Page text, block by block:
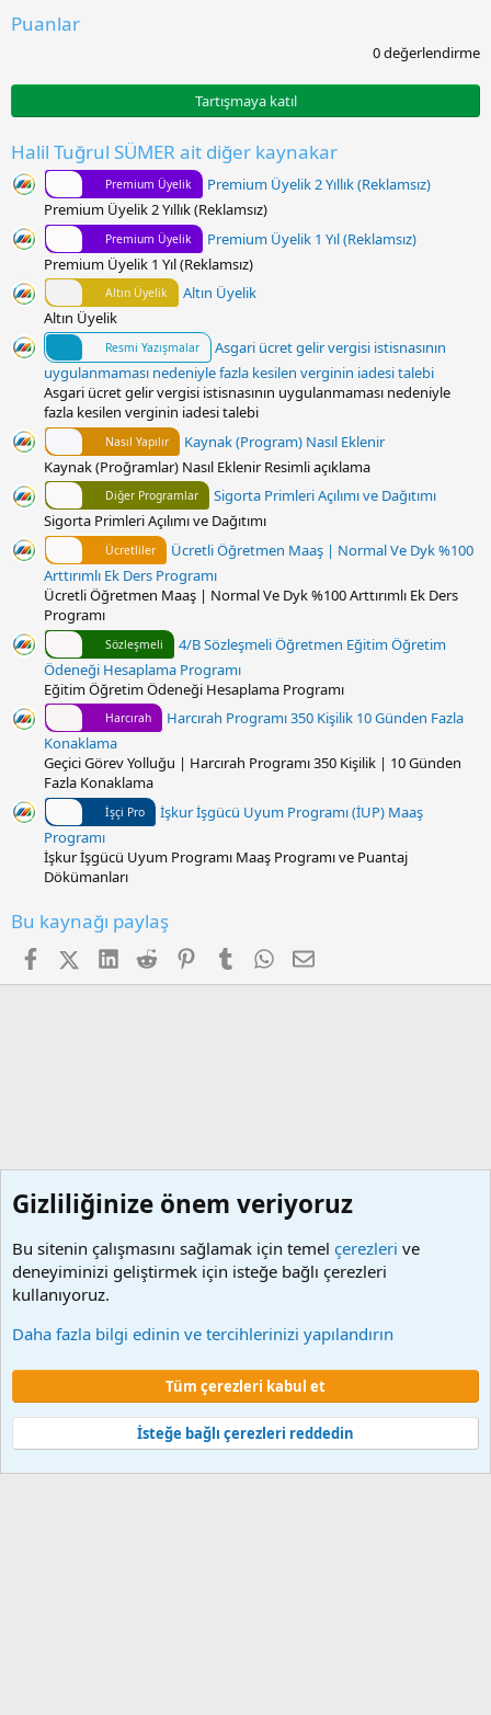
Puanlar
0
y
l
d
ı
z
0 değerlendirme
Tartışmaya katıl
Halil Tuğrul SÜMER ait diğer kaynakar
Premium Üyelik
Premium Üyelik 2 Yıllık (Reklamsız)
Premium Üyelik 2 Yıllık (Reklamsız)
Premium Üyelik
Premium Üyelik 1 Yıl (Reklamsız)
Premium Üyelik 1 Yıl (Reklamsız)
Altın Üyelik
Altın Üyelik
Altın Üyelik
Resmi Yazışmalar
Asgari ücret gelir vergisi istisnasının
uygulanmaması nedeniyle fazla kesilen verginin iadesi talebi
Asgari ücret gelir vergisi istisnasının uygulanmaması nedeniyle
fazla kesilen verginin iadesi talebi
Nasıl Yapılır
Kaynak (Program) Nasıl Eklenir
Kaynak (Proğramlar) Nasıl Eklenir Resimli açıklama
Diğer Programlar
Sigorta Primleri Açılımı ve Dağıtımı
Sigorta Primleri Açılımı ve Dağıtımı
Ücretliler
Ücretli Öğretmen Maaş | Normal Ve Dyk %100
Arttırımlı Ek Ders Programı
Ücretli Öğretmen Maaş | Normal Ve Dyk %100 Arttırımlı Ek Ders
Programı
Sözleşmeli
4/B Sözleşmeli Öğretmen Eğitim Öğretim
Ödeneği Hesaplama Programı
Eğitim Öğretim Ödeneği Hesaplama Programı
Harcırah
Harcırah Programı 350 Kişilik 10 Günden Fazla
Konaklama
Geçici Görev Yolluğu | Harcırah Programı 350 Kişilik | 10 Günden
Fazla Konaklama
İşçi Pro
İşkur İşgücü Uyum Programı (İUP) Maaş
Programı
İşkur İşgücü Uyum Programı Maaş Programı ve Puantaj
Dökümanları
Bu kaynağı paylaş
FacebookX (Twitter)
LinkedIn
Reddit PinterestTumblr WhatsApp
E-posta
Çerezler
Şartlar ve kurallar
Gizlilik politikası Yardım Ana sayfa
Community platform by XenForo © 2010-2024 XenForo Ltd.
Türkçe yama 🇹🇷 [XGT] Yazılım ve web hizmetleri 2014-2024
Gizliliğinize önem veriyoruz
Bu sitenin çalışmasını sağlamak için temel çerezleri ve
deneyiminizi geliştirmek için isteğe bağlı çerezleri
kullanıyoruz.
Daha fazla bilgi edinin ve tercihlerinizi yapılandırın
Tüm çerezleri kabul et
İsteğe bağlı çerezleri reddedin